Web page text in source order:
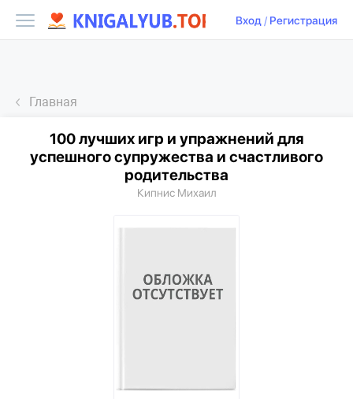
Вход/ Регистрация
Главная
100 лучших игр и упражнений для
успешного супружества и счастливого
родительства
Кипнис Михаил